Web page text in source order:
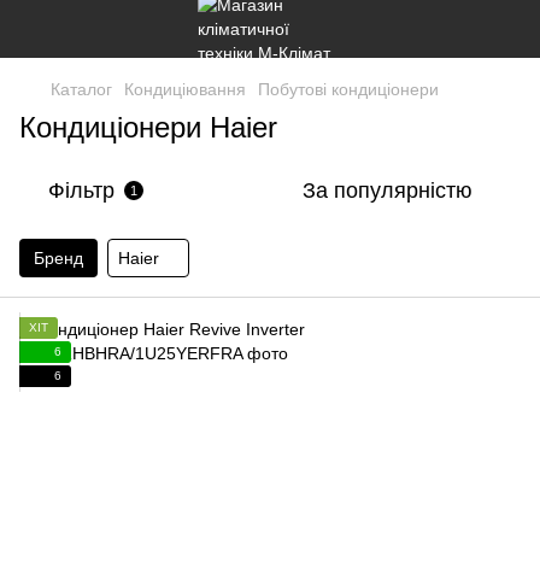
Каталог Кондиціювання Побутові кондиціонери
Кондиціонери Haier
Фільтр 1 За популярністю
Бренд Haier
ХІТ
6
6